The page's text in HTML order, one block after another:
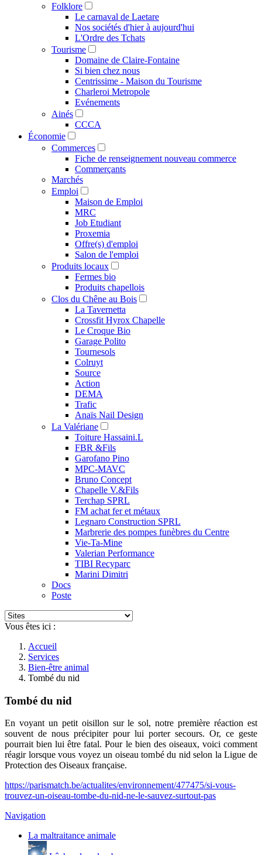
Folklore
Le carnaval de Laetare
Nos sociétés d'hier à aujourd'hui
L'Ordre des Tchats
Tourisme
Domaine de Claire-Fontaine
Si bien chez nous
Centrissime - Maison du Tourisme
Charleroi Metropole
Evénements
Ainés
CCCA
Économie
Commerces
Fiche de renseignement nouveau commerce
Commerçants
Marchés
Emploi
Maison de Emploi
MRC
Job Etudiant
Proxemia
Offre(s) d'emploi
Salon de l'emploi
Produits locaux
Fermes bio
Produits chapellois
Clos du Chêne au Bois
La Tavernetta
Crossfit Hyrox Chapelle
Le Croque Bio
Garage Polito
Tournesols
Colruyt
Source
Action
DEMA
Trafic
Anaïs Nail Design
La Valériane
Toiture Hassaini.L
FBR &Fils
Garofano Pino
MPC-MAVC
Bruno Concept
Chapelle V.&Fils
Terchap SPRL
FM achat fer et métaux
Legnaro Construction SPRL
Marbrerie des pompes funèbres du Centre
Vie-Ta-Mine
Valerian Performance
TIBI Recyparc
Marini Dimitri
Docs
Poste
Vous êtes ici :
Accueil
Services
Bien-être animal
Tombé du nid
Tombé du nid
En voyant un petit oisillon sur le sol, notre première réaction est
souvent de nous précipiter pour lui porter secours. Or, ce geste
pourrait bien lui être fatal. Pour le bien des oiseaux, voici comment
réagir lorsque vous voyez un oiseau tombé du nid selon la Ligue de
Protection des Oiseaux française.
https://parismatch.be/actualites/environnement/477475/si-vous-
trouvez-un-oiseau-tombe-du-nid-ne-le-sauvez-surtout-pas
Navigation
La maltraitance animale